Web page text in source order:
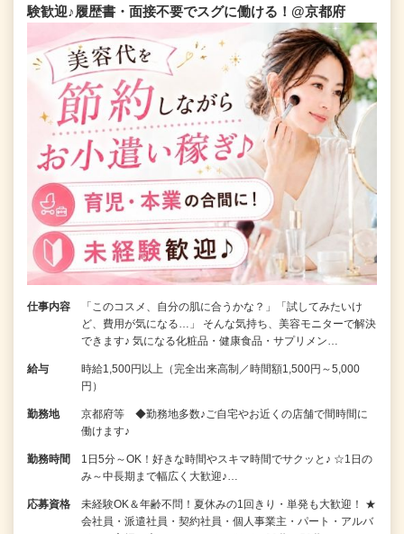
験歓迎♪履歴書・面接不要でスグに働ける！@京都府
仕事内容
「このコスメ、自分の肌に合うかな？」「試してみたいけ
ど、費用が気になる…」 そんな気持ち、美容モニターで解決
できます♪ 気になる化粧品・健康食品・サプリメン…
給与
時給1,500円以上（完全出来高制／時間額1,500円～5,000
円）
勤務地
京都府等 ◆勤務地多数♪ご自宅やお近くの店舗で間時間に
働けます♪
勤務時間
1日5分～OK！好きな時間やスキマ時間でサクッと♪ ☆1日の
み～中長期まで幅広く大歓迎♪…
応募資格
未経験OK＆年齢不問！夏休みの1回きり・単発も大歓迎！ ★
会社員・派遣社員・契約社員・個人事業主・パート・アルバ